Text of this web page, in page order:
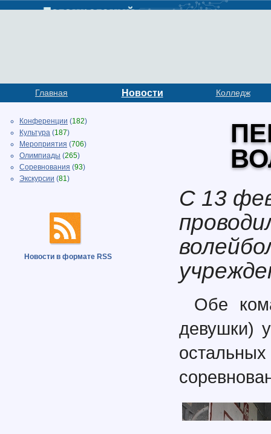
Главная Новости Колледж
Конференции (182)
Культура (187)
Мероприятия (706)
Олимпиады (265)
Соревнования (93)
Экскурсии (81)
Новости в формате RSS
С 13
Обе
девушки)
остальных